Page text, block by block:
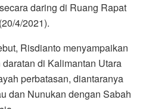
daring di Ruang Rapat
4/2021).
Risdianto menyampaikan
di Kalimantan Utara
perbatasan, diantaranya
dan Nunukan dengan Sabah